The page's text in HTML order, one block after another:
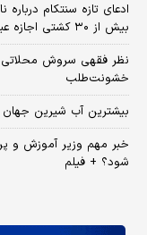
ادعای تازه سنتکام درباره
بیش از ۳۰ کشتی اجازه عبور گرفتند
نظر فقهی سروش محلاتی
خشونت‌طلب
بیشترین آب شیرین جهان
خبر مهم وزیر آموزش و
شود؟ + فیلم